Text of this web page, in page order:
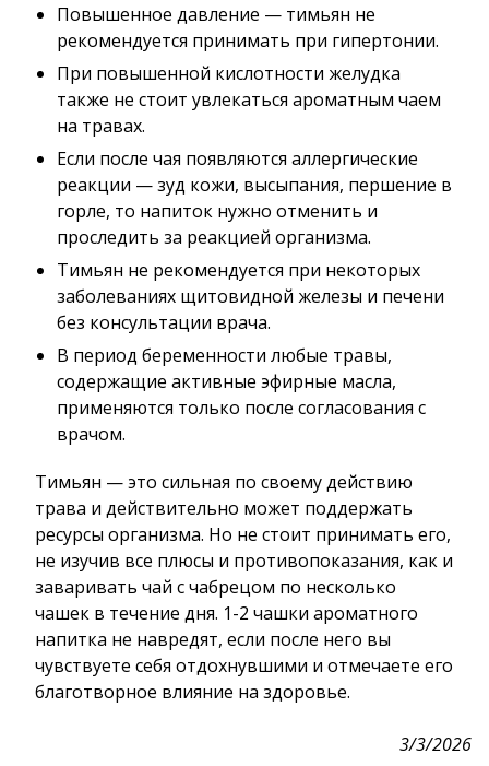
Повышенное давление — тимьян не
рекомендуется принимать при гипертонии.
При повышенной кислотности желудка
также не стоит увлекаться ароматным чаем
на травах.
Если после чая появляются аллергические
реакции — зуд кожи, высыпания, першение в
горле, то напиток нужно отменить и
проследить за реакцией организма.
Тимьян не рекомендуется при некоторых
заболеваниях щитовидной железы и печени
без консультации врача.
В период беременности любые травы,
содержащие активные эфирные масла,
применяются только после согласования с
врачом.
Тимьян — это сильная по своему действию
трава и действительно может поддержать
ресурсы организма. Но не стоит принимать его,
не изучив все плюсы и противопоказания, как и
заваривать чай с чабрецом по несколько
чашек в течение дня. 1-2 чашки ароматного
напитка не навредят, если после него вы
чувствуете себя отдохнувшими и отмечаете его
благотворное влияние на здоровье.
3/3/2026